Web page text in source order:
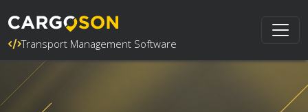
Transport Management Software